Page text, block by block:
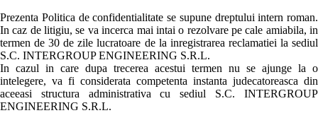
Prezenta Politica de confidentialitate se supune dreptului intern roman.
In caz de litigiu, se va incerca mai intai o rezolvare pe cale amiabila, in
termen de 30 de zile lucratoare de la inregistrarea reclamatiei la sediul
S.C. INTERGROUP ENGINEERING S.R.L.
In cazul in care dupa trecerea acestui termen nu se ajunge la o
intelegere, va fi considerata competenta instanta judecatoreasca din
aceeasi structura administrativa cu sediul S.C. INTERGROUP
ENGINEERING S.R.L.